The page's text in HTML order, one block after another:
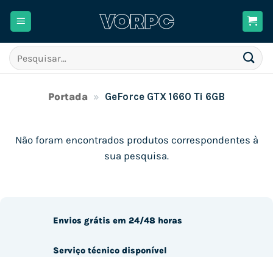
Pesquisar
por:
Portada » GeForce GTX 1660 Ti 6GB
Não foram encontrados produtos correspondentes à
sua pesquisa.
Envios grátis em 24/48 horas
Serviço técnico disponível